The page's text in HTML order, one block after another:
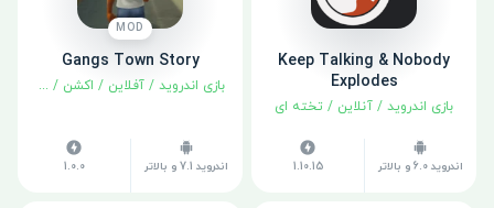
Keep Talking & Nobody
Explodes
بازی اندروید / آنلاین / تخته ای
اندروید 6.0 و بالاتر 1.10.15
MOD
Gangs Town Story
بازی اندروید / آفلاین / اکشن /
اندروید 7.1 و بالاتر 1.0.0